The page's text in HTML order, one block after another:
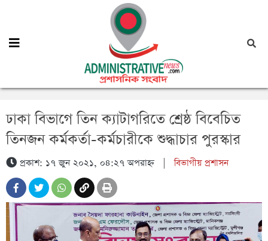
ঢাকা বিভাগে তিন ক্যাটাগরিতে শ্রেষ্ঠ বিবেচিত
তিনজন কর্মকর্তা-কর্মচারীকে শুদ্ধাচার পুরস্কার
প্রকাশ: ১৭ জুন ২০২১, ০৪:২৭ অপরাহ্ন|বিভাগীয় প্রশাসন